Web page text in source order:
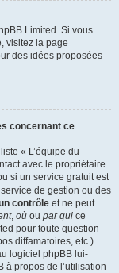
Limited. Si vous
visitez la page
des idées proposées
concernant ce
« L’équipe du
avec le propriétaire
si un service gratuit est
de gestion ou des
contrôle et ne peut
, où ou par qui ce
pour toute question
diffamatoires, etc.)
logiciel phpBB lui-
à propos de l’utilisation